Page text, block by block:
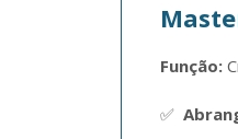
Função:
✅